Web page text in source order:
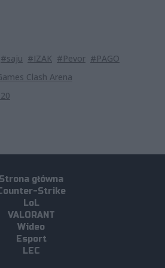
#saju #IZAK #Pevor #PAGO
Clash Arena
Strona główna
Strike
LoL
VALORANT
Wideo
Esport
LEC